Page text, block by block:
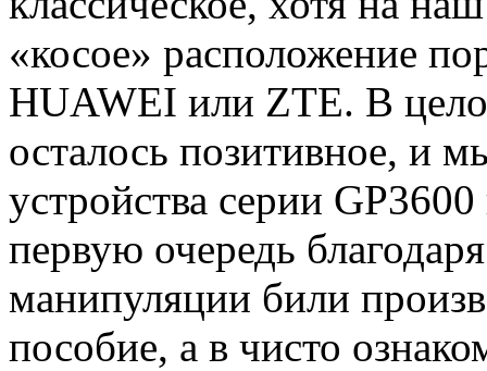
«косое» расположение
HUAWEI или ZTE. В
осталось позитивное, и
устройства серии
первую очередь
манипуляции били
пособие, а в чисто